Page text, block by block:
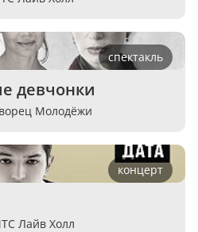
спектакль
девчонки
Молодёжи
концерт
Лайв Холл